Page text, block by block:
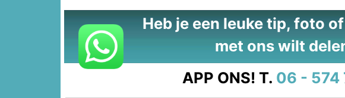
Heb je een leuke tip, foto
met ons wilt
APP ONS! T. 06 - 574